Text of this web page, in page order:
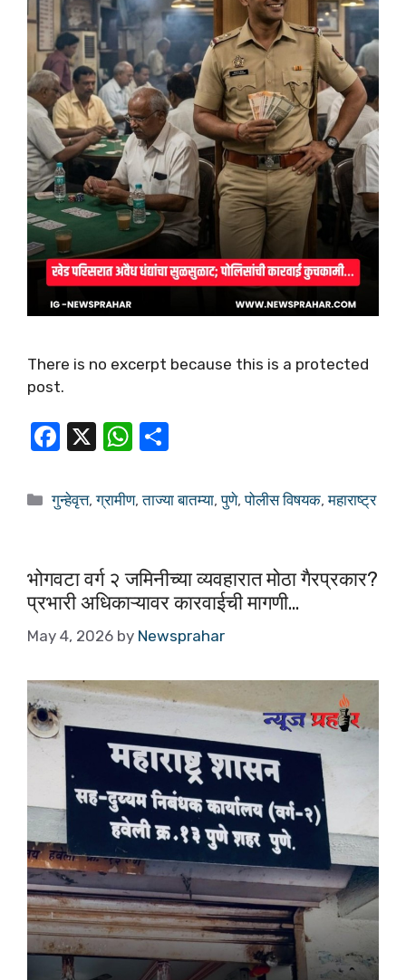
There is no excerpt because this is a protected
post.
F
c
o
o
k
X
W
at
p
p
ar
गुन्हेवृत्त,ग्रामीण,ताज्या बातम्या,पुणे,पोलीस विषयक,महाराष्ट्र
भोगवटा वर्ग २ जमिनीच्या व्यवहारात मोठा गैरप्रकार?
प्रभारी अधिकाऱ्यावर कारवाईची मागणी…
May 4, 2026 by Newsprahar